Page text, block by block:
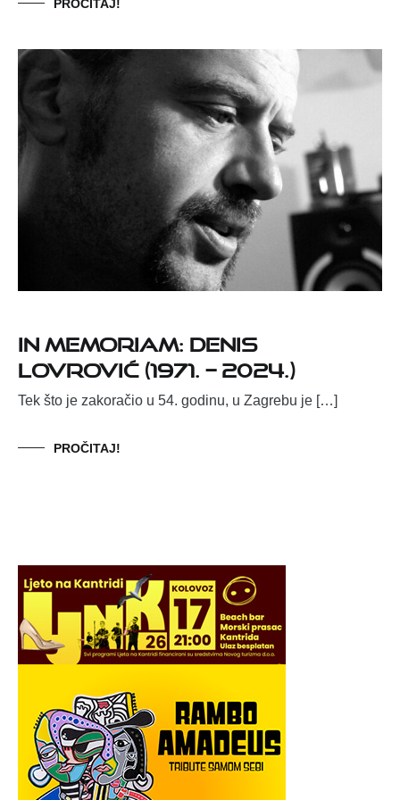
PROČITAJ!
IN MEMORIAM: DENIS
LOVROVIĆ (1971. – 2024.)
Tek što je zakoračio u 54. godinu, u Zagrebu je […]
PROČITAJ!